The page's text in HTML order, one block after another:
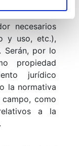
colores,
materiales
necesarios
y uso, etc.),
Serán, por lo
propiedad
jurídico
la normativa
como
a la